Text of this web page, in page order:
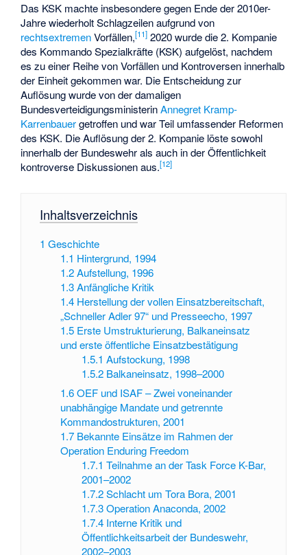
Das KSK machte insbesondere gegen Ende der 2010er-
Jahre wiederholt Schlagzeilen aufgrund von
rechtsextremenVorfällen,[11] 2020 wurde die 2. Kompanie
des Kommando Spezialkräfte (KSK) aufgelöst, nachdem
es zu einer Reihe von Vorfällen und Kontroversen innerhalb
der Einheit gekommen war. Die Entscheidung zur
Auflösung wurde von der damaligen
BundesverteidigungsministerinAnnegret Kramp-
Karrenbauergetroffen und war Teil umfassender Reformen
des KSK. Die Auflösung der 2. Kompanie löste sowohl
innerhalb der Bundeswehr als auch in der Öffentlichkeit
kontroverse Diskussionen aus.[12]
Inhaltsverzeichnis
1 Geschichte
1.1 Hintergrund, 1994
1.2 Aufstellung, 1996
1.3 Anfängliche Kritik
1.4 Herstellung der vollen Einsatzbereitschaft,
„Schneller Adler 97“ und Presseecho, 1997
1.5 Erste Umstrukturierung, Balkaneinsatz
und erste öffentliche Einsatzbestätigung
1.5.1 Aufstockung, 1998
1.5.2 Balkaneinsatz, 1998–2000
1.6 OEF und ISAF – Zwei voneinander
unabhängige Mandate und getrennte
Kommandostrukturen, 2001
1.7 Bekannte Einsätze im Rahmen der
Operation Enduring Freedom
1.7.1 Teilnahme an der Task Force K-Bar,
2001–2002
1.7.2 Schlacht um Tora Bora, 2001
1.7.3 Operation Anaconda, 2002
1.7.4 Interne Kritik und
Öffentlichkeitsarbeit der Bundeswehr,
2002–2003